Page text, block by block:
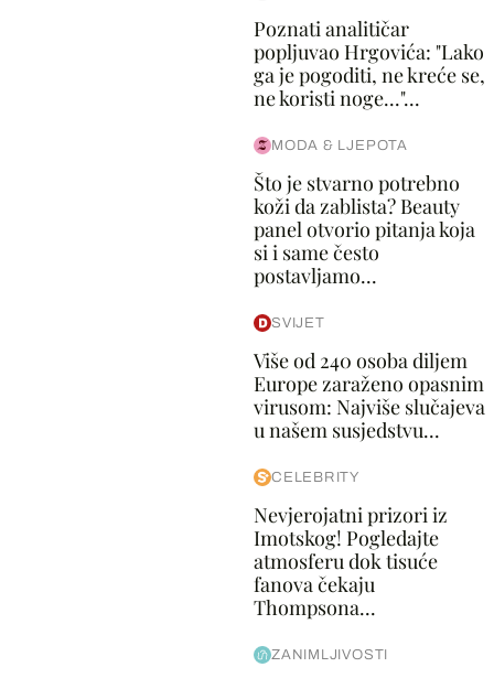
Poznati analitičar
popljuvao Hrgovića: "Lako
ga je pogoditi, ne kreće se,
ne koristi noge..."...
MODA & LJEPOTA
Što je stvarno potrebno
koži da zablista? Beauty
panel otvorio pitanja koja
si i same često
postavljamo...
SVIJET
Više od 240 osoba diljem
Europe zaraženo opasnim
virusom: Najviše slučajeva
u našem susjedstvu...
CELEBRITY
Nevjerojatni prizori iz
Imotskog! Pogledajte
atmosferu dok tisuće
fanova čekaju
Thompsona...
ZANIMLJIVOSTI